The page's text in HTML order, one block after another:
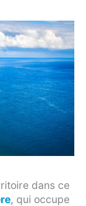
dans ce
, qui occupe